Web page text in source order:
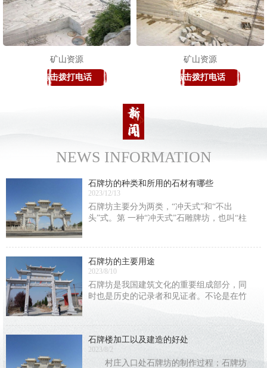
矿山资源
点击拨打电话
矿山资源
点击拨打电话
NEWS INFORMATION
石牌坊的种类和所用的石材有哪些
2023/12/13
石牌坊主要分为两类，“冲天式”和“不出
头”式。第 一种“冲天式”石雕牌坊，也叫“柱
石牌坊的主要用途
2023/8/10
石牌坊是我国建筑文化的重要组成部分，同
时也是历史的记录者和见证者。不论是在竹
限，唯有在石头上刻字，才能长久地保存下
分，结合建筑
石牌楼加工以及建造的好处
2023/8/2
村庄入口处石牌坊的制作过程；石牌坊